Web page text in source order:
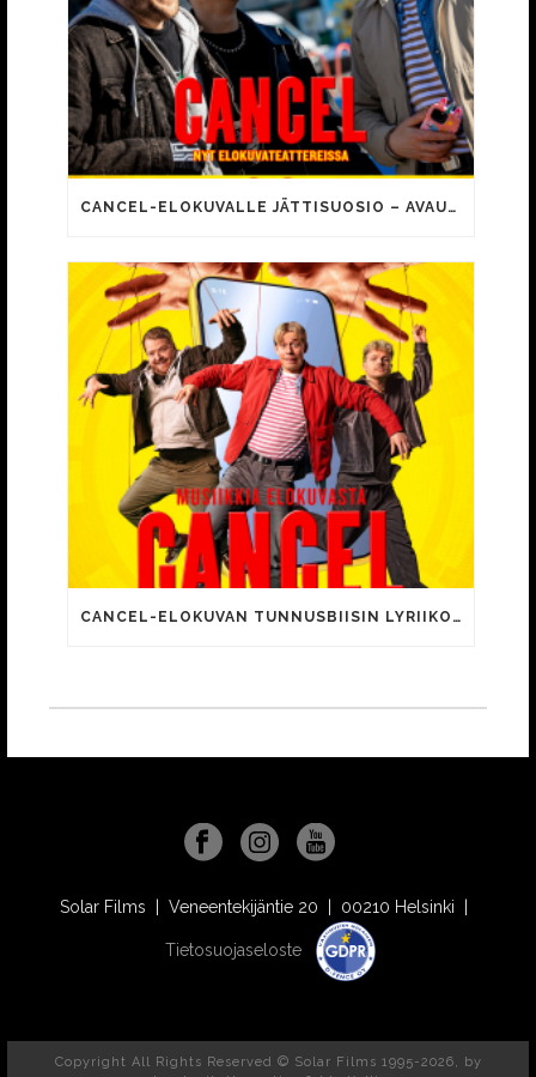
CANCEL-ELOKUVALLE JÄTTISUOSIO – AVAUSPÄIVÄNÄ JO 15 492 KATSOJAA!
CANCEL-ELOKUVAN TUNNUSBIISIN LYRIIKOISSA TUTTUJA MEEMIHOKEMIA YOUTUBE-VIDEOILTA!
Solar Films | Veneentekijäntie 20 | 00210 Helsinki |
Tietosuojaseloste
Copyright All Rights Reserved © Solar Films 1995-2026, by